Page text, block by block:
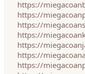
https://
https://
https://
https://
https://
https://
https://